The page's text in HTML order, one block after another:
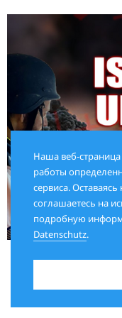
Наша веб-
работы
сервиса.
соглашаетесь на
подробную
Datenschutz.